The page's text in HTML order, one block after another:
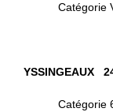
Catégorie
YSSINGEAUX
Catégorie